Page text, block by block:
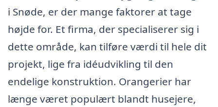
i Snøde, er der mange faktorer at tage
højde for. Et firma, der specialiserer sig i
dette område, kan tilføre værdi til hele dit
projekt, lige fra idéudvikling til den
endelige konstruktion. Orangerier har
længe været populært blandt husejere,